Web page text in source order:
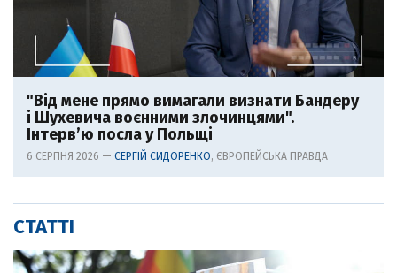
"Від мене прямо вимагали визнати Бандеру
і Шухевича воєнними злочинцями".
Інтерв’ю посла у Польщі
6 СЕРПНЯ 2026 — СЕРГІЙ СИДОРЕНКО, ЄВРОПЕЙСЬКА ПРАВДА
СТАТТІ